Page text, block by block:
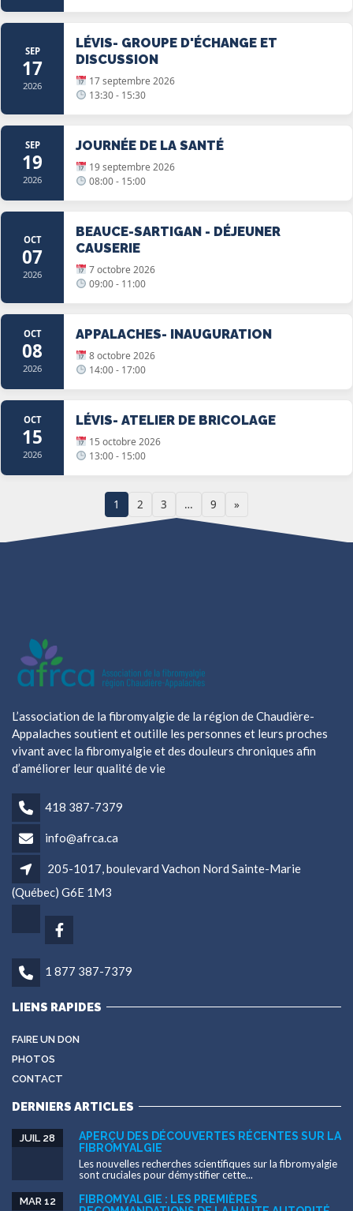
SEP
17
2026
LÉVIS- GROUPE D'ÉCHANGE ET
DISCUSSION
17 septembre 2026
13:30 - 15:30
SEP
19
2026
JOURNÉE DE LA SANTÉ
19 septembre 2026
08:00 - 15:00
OCT
07
2026
BEAUCE-SARTIGAN - DÉJEUNER
CAUSERIE
7 octobre 2026
09:00 - 11:00
OCT
08
2026
APPALACHES- INAUGURATION
8 octobre 2026
14:00 - 17:00
OCT
15
2026
LÉVIS- ATELIER DE BRICOLAGE
15 octobre 2026
13:00 - 15:00
1 2 3 … 9 »
L’association de la fibromyalgie de la région de Chaudière-
Appalaches soutient et outille les personnes et leurs proches
vivant avec la fibromyalgie et des douleurs chroniques afin
d’améliorer leur qualité de vie
418 387-7379
info@afrca.ca
205-1017, boulevard Vachon Nord Sainte-Marie
(Québec) G6E 1M3
1 877 387-7379
LIENS RAPIDES
FAIRE UN DON
PHOTOS
CONTACT
DERNIERS ARTICLES
APERÇU DES DÉCOUVERTES RÉCENTES SUR LA
FIBROMYALGIE
JUIL 28
Les nouvelles recherches scientifiques sur la fibromyalgie
sont cruciales pour démystifier cette...
FIBROMYALGIE : LES PREMIÈRES
MAR 12